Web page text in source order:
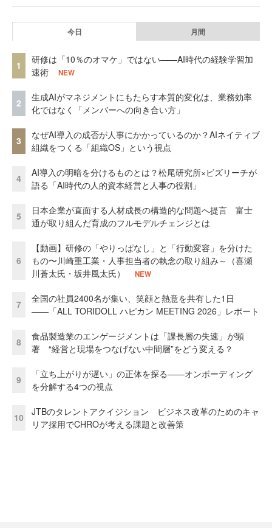
今日 月間
1
研修は「10％のオマケ」ではない——AI時代の経験学習加
速術
NEW
2
生成AIがマネジメントにもたらす本質的変化は、業務効率
化ではなく「メンバーへの向き合い方」
3
なぜAI導入の成否が人事にかかっているのか？AIネイティブ
組織をつくる「組織OS」という視点
4
AI導入の明暗を分けるものとは？松尾研究所×ビズリーチが
語る「AI時代の人的資本経営と人事の役割」
5
日本企業が直面する人材成長の構造的な問題へ提言 富士
通が取り組んだ育成のフルモデルチェンジとは
6
【動画】研修の「やりっぱなし」と「行動変容」を分けた
もの〜川崎重工業・人事担当者の執念の取り組み～（喜瀬
川蒼太氏・坂井風太氏）
NEW
7
全国の社員2400名が集い、笑顔と熱意を共有した1日
――「ALL TORIDOLL ハピカン MEETING 2026」レポート
8
食品製造業のエンゲージメントは「課長層の失速」が顕
著 “経営と現場をつなげない中間層”をどう変える？
9
「立ち上がりが遅い」の正体を探る——オンボーディング
を分解する4つの視点
10
JTBのタレントアクイジション ビジネス改革のためのキャ
リア採用でCHROが考える課題と改善策